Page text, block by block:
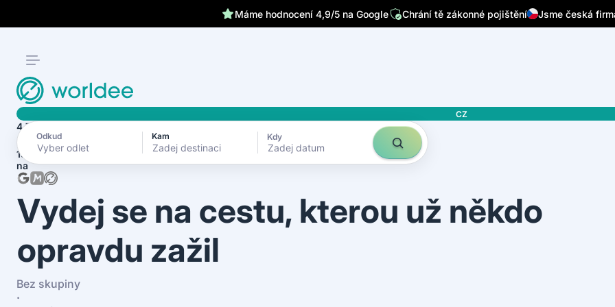
Máme hodnocení 4,9/5 na Google Chrání tě zákonné pojištění Jsme česká
CZ
Odkud Kam Kdy
Zadej datum
4.7
1870+ recenzí
na
Vydej se na cestu, kterou už někdo
opravdu zažil
Bez skupiny
·